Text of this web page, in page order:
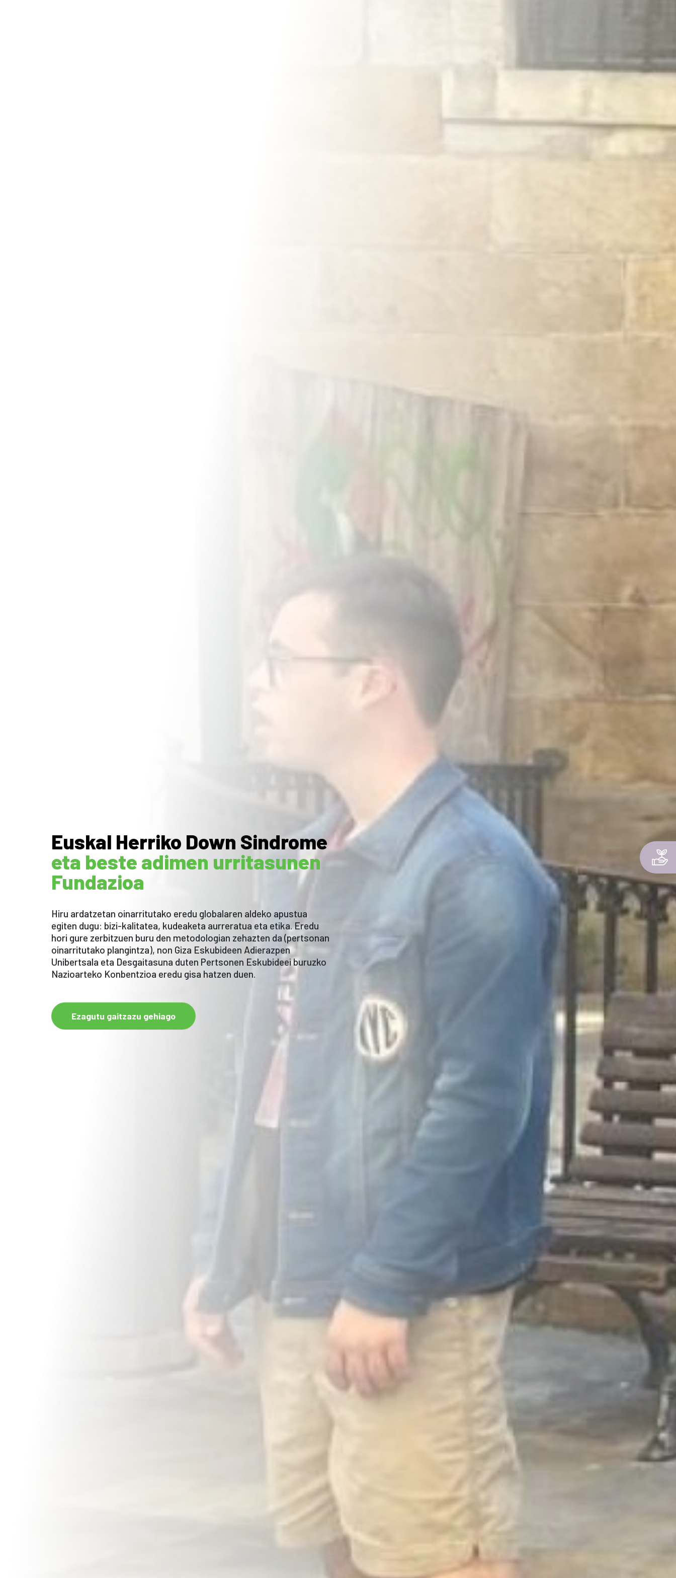
Euskal Herriko Down Sindrome
eta beste adimen urritasunen
Fundazioa
Hiru ardatzetan oinarritutako eredu globalaren aldeko apustua
egiten dugu: bizi-kalitatea, kudeaketa aurreratua eta etika. Eredu
hori gure zerbitzuen buru den metodologian zehazten da (pertsonan
oinarritutako plangintza), non Giza Eskubideen Adierazpen
Unibertsala eta Desgaitasuna duten Pertsonen Eskubideei buruzko
Nazioarteko Konbentzioa eredu gisa hatzen duen.
Ezagutu gaitzazu gehiago